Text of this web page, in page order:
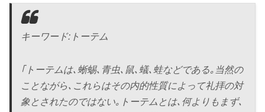
キーワード:トーテム
｢トーテムは､蜥蜴､青虫､鼠､蟻､蛙などである｡当然の
ことながら､これらはその内的性質によって礼拝の対
象とされたのではない｡トーテムとは､何よりもまず､